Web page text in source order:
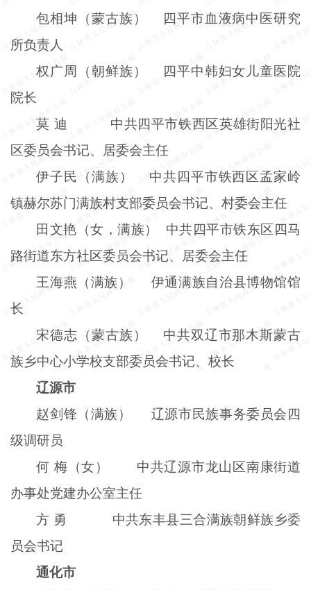
包相坤（蒙古族） 四平市血液病中医研究
所负责人
权广周（朝鲜族） 四平中韩妇女儿童医院
院长
莫 迪
中共四平市铁西区英雄街阳光社
区委员会书记、居委会主任
伊子民（满族） 中共四平市铁西区孟家岭
镇赫尔苏门满族村支部委员会书记、村委会主任
田文艳（女，满族） 中共四平市铁东区四马
路街道东方社区委员会书记、居委会主任
王海燕（满族） 伊通满族自治县博物馆馆
长
宋德志（蒙古族） 中共双辽市那木斯蒙古
族乡中心小学校支部委员会书记、校长
辽源市
赵剑锋（满族） 辽源市民族事务委员会四
级调研员
何 梅（女） 中共辽源市龙山区南康街道
办事处党建办公室主任
方 勇
中共东丰县三合满族朝鲜族乡委
员会书记
通化市